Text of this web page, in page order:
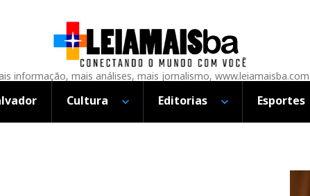
informação, mais análises, mais jornalismo,
Cultura Editorias Esportes